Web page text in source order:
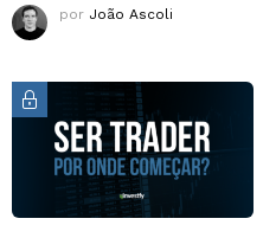
por João Ascoli